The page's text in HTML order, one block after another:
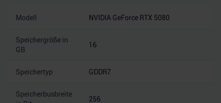
Modell NVIDIA GeForce RTX 5080
Speichergröße in
GB
16
Speichertyp GDDR7
Speicherbusbreite
256